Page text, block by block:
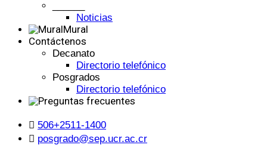
Noticias
Mural
Contáctenos
Decanato
Directorio telefónico
Posgrados
Directorio telefónico
506+2511-1400
posgrado@sep.ucr.ac.cr